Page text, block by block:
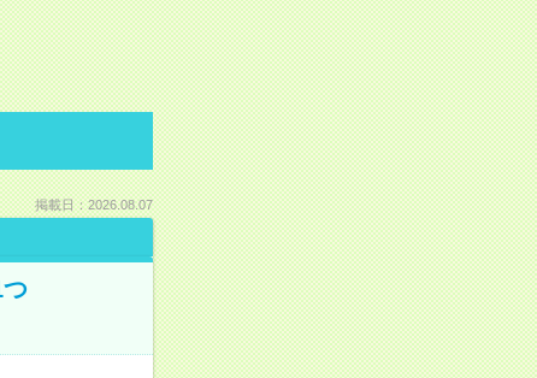
掲載日：2026.08.07